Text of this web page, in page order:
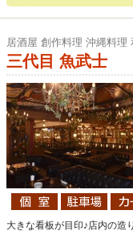
居酒屋 創作料理 沖縄料理
三代目 魚武士
大きな看板が目印♪店内の造